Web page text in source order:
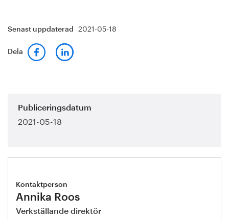
Senast uppdaterad 2021-05-18
Dela
Publiceringsdatum
2021-05-18
Kontaktperson
Annika Roos
Verkställande direktör